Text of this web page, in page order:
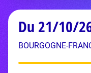
Du 21/10/
BOURGOGNE-